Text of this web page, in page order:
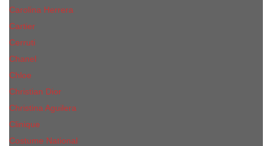
Carolina Herrera
Cartier
Cerruti
Сhanеl
Chloe
Christian Dior
Christina Aguilera
Сliniquе
Costume National